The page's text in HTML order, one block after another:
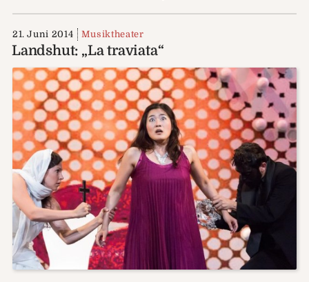
21. Juni 2014 Musiktheater
Landshut: „La traviata“